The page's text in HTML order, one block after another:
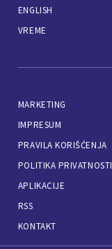
ENGLISH
VREME
MARKETING
IMPRESUM
PRAVILA KORIŠĆENJA
POLITIKA PRIVATNOSTI
APLIKACIJE
RSS
KONTAKT